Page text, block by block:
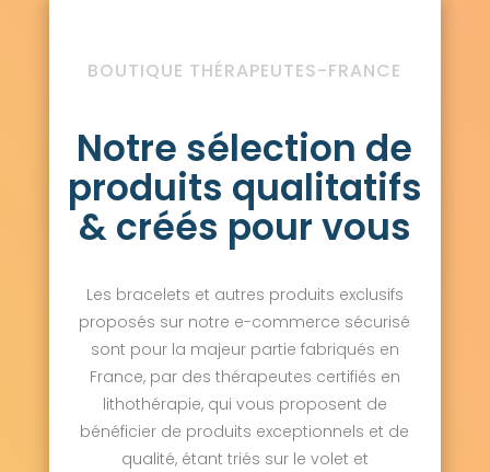
BOUTIQUE THÉRAPEUTES-FRANCE
Notre sélection de
produits qualitatifs
& créés pour vous
Les bracelets et autres produits exclusifs
proposés sur notre e-commerce sécurisé
sont pour la majeur partie fabriqués en
France, par des thérapeutes certifiés en
lithothérapie, qui vous proposent de
bénéficier de produits exceptionnels et de
qualité, étant triés sur le volet et